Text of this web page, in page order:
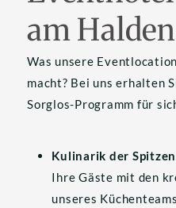
am
Was unsere
macht? Bei uns erhalten
Sorglos-Programm für
Kulinarik der
Ihre Gäste mit den
unseres